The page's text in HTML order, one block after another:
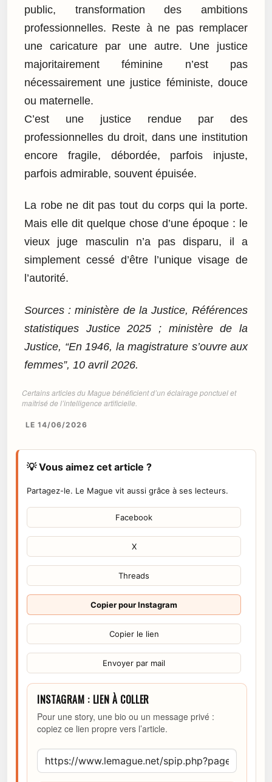
public, transformation des ambitions
professionnelles. Reste à ne pas remplacer
une caricature par une autre. Une justice
majoritairement féminine n’est pas
nécessairement une justice féministe, douce
ou maternelle.
C’est une justice rendue par des
professionnelles du droit, dans une institution
encore fragile, débordée, parfois injuste,
parfois admirable, souvent épuisée.
La robe ne dit pas tout du corps qui la porte.
Mais elle dit quelque chose d’une époque : le
vieux juge masculin n’a pas disparu, il a
simplement cessé d’être l’unique visage de
l’autorité.
Sources : ministère de la Justice, Références
statistiques Justice 2025 ; ministère de la
Justice, “En 1946, la magistrature s’ouvre aux
femmes”, 10 avril 2026.
Certains articles du Mague bénéficient d’un éclairage ponctuel et
maîtrisé de l’intelligence artificielle.
LE 14/06/2026
💡 Vous aimez cet article ?
Partagez-le. Le Mague vit aussi grâce à ses lecteurs.
Facebook
X
Threads
Copier pour Instagram
Copier le lien
Envoyer par mail
INSTAGRAM : LIEN À COLLER
Pour une story, une bio ou un message privé :
copiez ce lien propre vers l’article.